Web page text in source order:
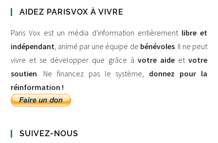
AIDEZ PARISVOX À VIVRE
Paris Vox est un média d'information entièrement libre et
indépendant, animé par une équipe de bénévoles. Il ne peut
vivre et se développer que grâce à votre aideet votre
soutien. Ne financez pas le système, donnez pour la
réinformation !
SUIVEZ-NOUS